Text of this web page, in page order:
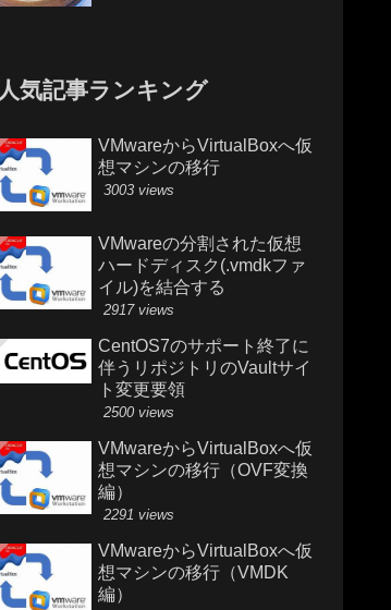
人気記事ランキング
VMwareからVirtualBoxへ仮
想マシンの移行
3003 views
VMwareの分割された仮想
ハードディスク(.vmdkファ
イル)を結合する
2917 views
CentOS7のサポート終了に
伴うリポジトリのVaultサイ
ト変更要領
2500 views
VMwareからVirtualBoxへ仮
想マシンの移行（OVF変換
編）
2291 views
VMwareからVirtualBoxへ仮
想マシンの移行（VMDK
編）